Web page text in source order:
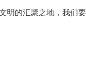
明的汇聚之地，我们